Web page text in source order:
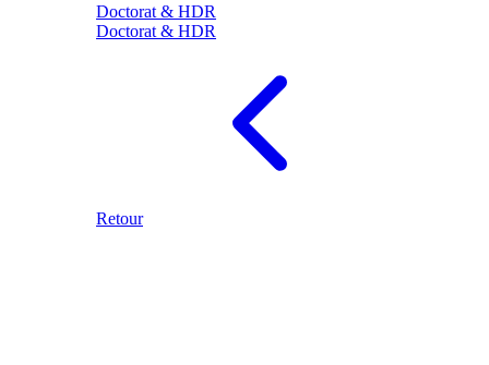
Doctorat & HDR
Doctorat & HDR
Retour